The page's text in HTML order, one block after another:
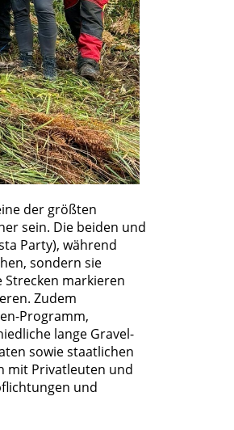
der größten
sein. Die beiden und
Party), während
sondern sie
Strecken markieren
Zudem
Programm,
lange Gravel-
sowie staatlichen
mit Privatleuten und
und